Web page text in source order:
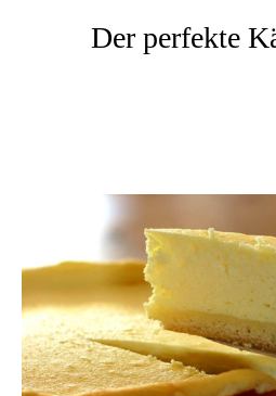
Der perfekte